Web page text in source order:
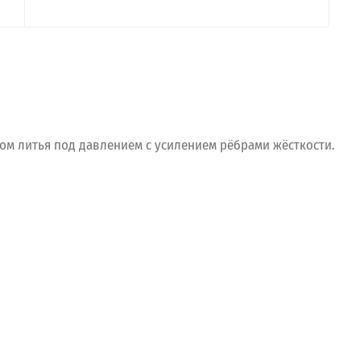
литья под давлением сусилением рёбрами жёсткости.